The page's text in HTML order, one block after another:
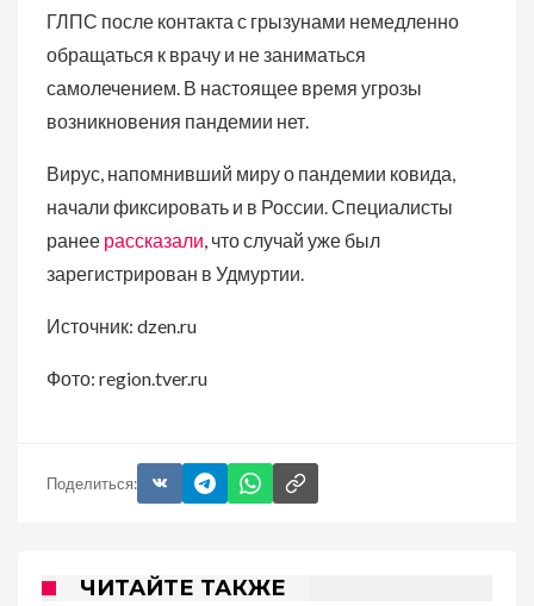
ГЛПС после контакта с грызунами немедленно
обращаться к врачу и не заниматься
самолечением. В настоящее время угрозы
возникновения пандемии нет.
Вирус, напомнивший миру о пандемии ковида,
начали фиксировать и в России. Специалисты
ранее рассказали, что случай уже был
зарегистрирован в Удмуртии.
Источник: dzen.ru
Фото: region.tver.ru
Поделиться:
ЧИТАЙТЕ ТАКЖЕ